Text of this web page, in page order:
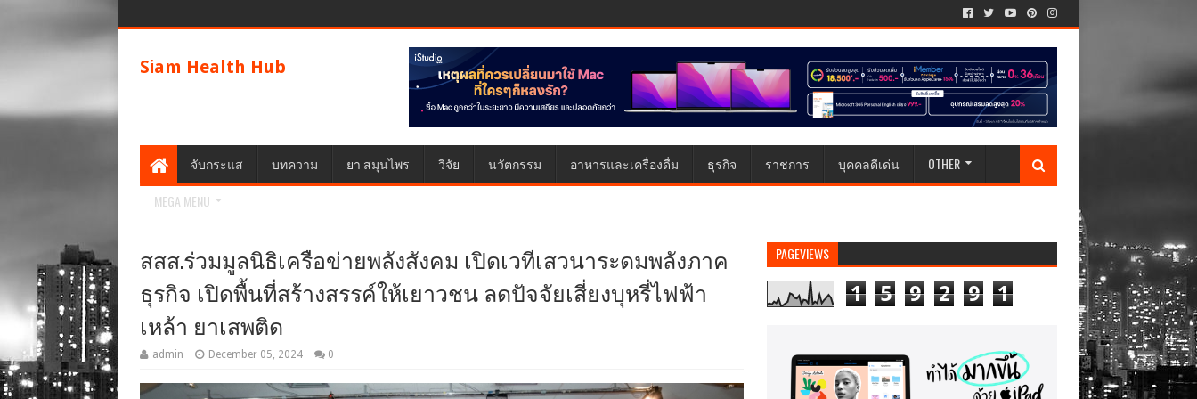
Siam Health Hub
จับกระแส บทความ ยา สมุนไพร วิจัย นวัตกรรม อาหารและเครื่องดื่ม ธุรกิจ ราชการ บุคคลดีเด่น
OTHER
MEGA MENU
สสส.ร่วมมูลนิธิเครือข่ายพลังสังคม เปิดเวทีเสวนาระดมพลังภาค
ธุรกิจ เปิดพื้นที่สร้างสรรค์ให้เยาวชน ลดปัจจัยเสี่ยงบุหรี่ไฟฟ้า
เหล้า ยาเสพติด
admin December 05, 2024 0
PAGEVIEWS
1 5 9 2 9 1